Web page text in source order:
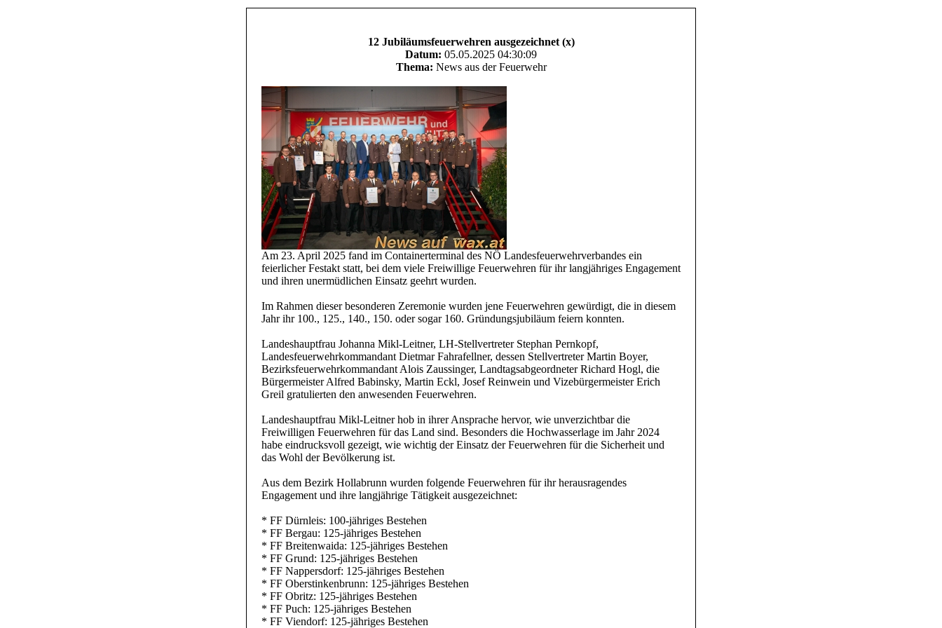
12 Jubiläumsfeuerwehren ausgezeichnet (x)
Datum: 05.05.2025 04:30:09
Thema: News aus der Feuerwehr
Am 23. April 2025 fand im Containerterminal des NÖ Landesfeuerwehrverbandes ein
feierlicher Festakt statt, bei dem viele Freiwillige Feuerwehren für ihr langjähriges Engagement
und ihren unermüdlichen Einsatz geehrt wurden.
Im Rahmen dieser besonderen Zeremonie wurden jene Feuerwehren gewürdigt, die in diesem
Jahr ihr 100., 125., 140., 150. oder sogar 160. Gründungsjubiläum feiern konnten.
Landeshauptfrau Johanna Mikl-Leitner, LH-Stellvertreter Stephan Pernkopf,
Landesfeuerwehrkommandant Dietmar Fahrafellner, dessen Stellvertreter Martin Boyer,
Bezirksfeuerwehrkommandant Alois Zaussinger, Landtagsabgeordneter Richard Hogl, die
Bürgermeister Alfred Babinsky, Martin Eckl, Josef Reinwein und Vizebürgermeister Erich
Greil gratulierten den anwesenden Feuerwehren.
Landeshauptfrau Mikl-Leitner hob in ihrer Ansprache hervor, wie unverzichtbar die
Freiwilligen Feuerwehren für das Land sind. Besonders die Hochwasserlage im Jahr 2024
habe eindrucksvoll gezeigt, wie wichtig der Einsatz der Feuerwehren für die Sicherheit und
das Wohl der Bevölkerung ist.
Aus dem Bezirk Hollabrunn wurden folgende Feuerwehren für ihr herausragendes
Engagement und ihre langjährige Tätigkeit ausgezeichnet:
* FF Dürnleis: 100-jähriges Bestehen
* FF Bergau: 125-jähriges Bestehen
* FF Breitenwaida: 125-jähriges Bestehen
* FF Grund: 125-jähriges Bestehen
* FF Nappersdorf: 125-jähriges Bestehen
* FF Oberstinkenbrunn: 125-jähriges Bestehen
* FF Obritz: 125-jähriges Bestehen
* FF Puch: 125-jähriges Bestehen
* FF Viendorf: 125-jähriges Bestehen